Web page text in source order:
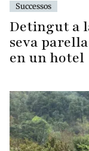
Successos
Detingut a
seva
en un hotel